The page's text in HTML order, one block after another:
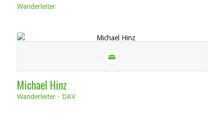
Wanderleiter
Michael Hinz
Wanderleiter - DAV